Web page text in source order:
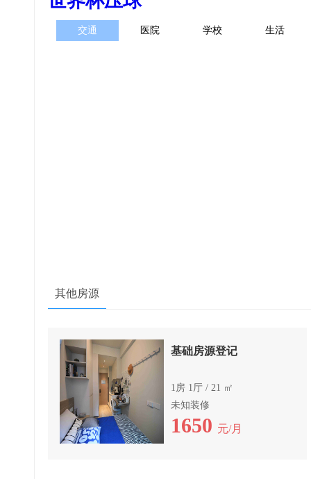
其他房源
基础房源登记
1房 1厅 / 21 ㎡
未知装修
1650 元/月